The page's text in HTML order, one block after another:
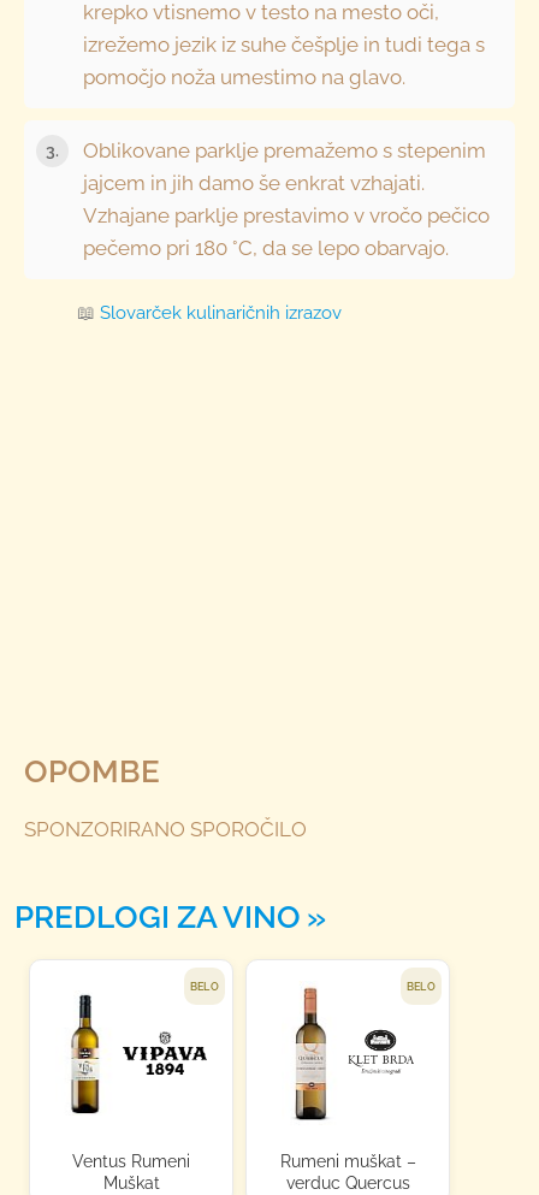
krepko vtisnemo v testo na mesto oči,
izrežemo jezik iz suhe češplje in tudi tega s
pomočjo noža umestimo na glavo.
Oblikovane parklje premažemo s stepenim
jajcem in jih damo še enkrat vzhajati.
Vzhajane parklje prestavimo v vročo pečico
pečemo pri 180 °C, da se lepo obarvajo.
📖Slovarček kulinaričnih izrazov
OPOMBE
SPONZORIRANO SPOROČILO
PREDLOGI ZA VINO
BELO
Ventus Rumeni
Muškat
BELO
Rumeni muškat –
verduc Quercus